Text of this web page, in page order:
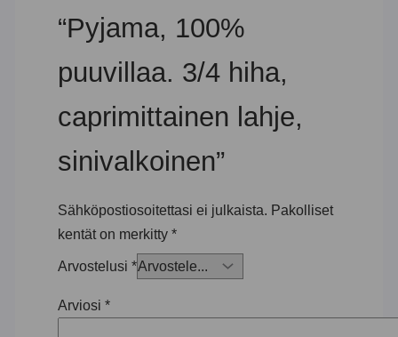
“Pyjama, 100%
puuvillaa. 3/4 hiha,
caprimittainen lahje,
sinivalkoinen”
Sähköpostiosoitettasi ei julkaista. Pakolliset
kentät on merkitty *
Arvostelusi *
Arviosi *